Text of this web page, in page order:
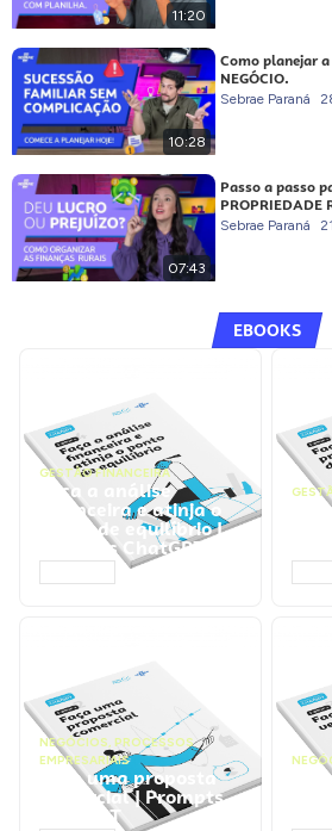
11:20
10:28
Como planejar a
NEGÓCIO.
Sebrae Paraná
07:43
Passo a passo
PROPRIEDADE
Sebrae Paraná
EBOOKS
GESTÃO FINANCEIRA
Faça a análise
financeira e atinja o
ponto de equilíbrio |
Prompts ChatGPT
NEGÓCIOS, PROCESSOS
EMPRESARIAIS
Faça uma proposta
comercial | Prompts
ChatGPT